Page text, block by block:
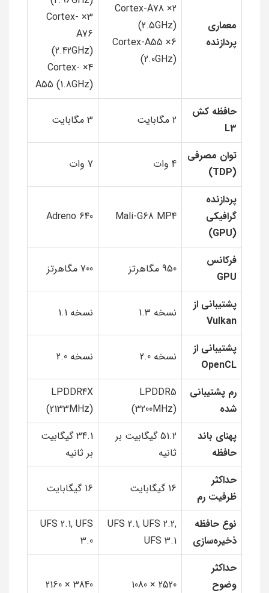
معماری
پردازنده
2× Cortex-A78
(2.5GHz)
6× Cortex-A55
(2.0GHz)
3× Cortex-
A76
(2.42GHz)
4× Cortex-
A55 (1.8GHz)
حافظه کش
L3
2 مگابایت 3 مگابایت
توان مصرفی
(TDP)
4 وات 7 وات
پردازنده
گرافیکی
(GPU)
Mali-G68 MP4
Adreno 640
فرکانس
GPU
950 مگاهرتز 700 مگاهرتز
پشتیبانی از
Vulkan
نسخه 1.3 نسخه 1.1
پشتیبانی از
OpenCL
نسخه 2.0 نسخه 2.0
رم پشتیبانی
شده
LPDDR5
(3200MHz)
LPDDR4X
(2133MHz)
پهنای باند
حافظه
51.2 گیگابیت بر
ثانیه
34.1 گیگابیت
بر ثانیه
حداکثر
ظرفیت رم
16 گیگابایت 16 گیگابایت
نوع حافظه
ذخیره‌سازی
UFS 2.1, UFS 2.2,
UFS 3.1
UFS 2.1, UFS
3.0
حداکثر
وضوح
2520 × 1080
3840 × 2160